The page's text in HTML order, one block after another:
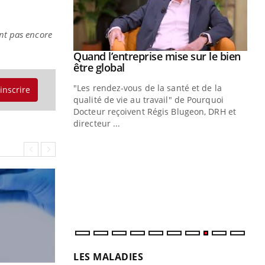
pas encore
Youtube
c'est votre
qui
Dans cet
Youtube
Quand l’entreprise mise sur le bien
être globalYoutube
"Les rendez-vous de la santé et de la
qualité de vie au travail" de Pourquoi
Docteur reçoivent Régis Blugeon, DRH et
directeur ...
LES MALADIES